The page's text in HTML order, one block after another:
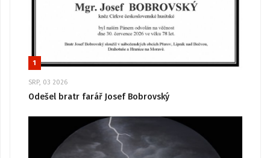
1
SRP, 03 2026
Odešel bratr farář Josef Bobrovský